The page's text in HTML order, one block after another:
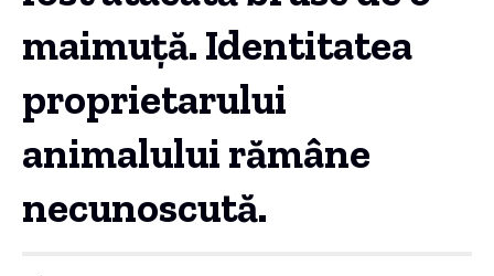
maimuță. Identitatea
proprietarului
animalului rămâne
necunoscută.